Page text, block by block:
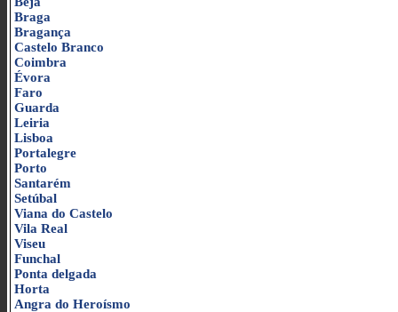
Braga
Bragança
Castelo Branco
Coimbra
Évora
Faro
Guarda
Leiria
Lisboa
Portalegre
Porto
Santarém
Setúbal
Viana do Castelo
Vila Real
Viseu
Funchal
Ponta delgada
Horta
Angra do Heroísmo